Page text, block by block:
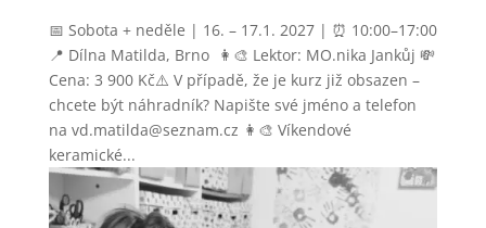
📅 Sobota + neděle | 16. – 17.1. 2027 | ⏰ 10:00–17:00
📍 Dílna Matilda, Brno 👩‍🎨 Lektor: MO.nika Jankůj 💸
Cena: 3 900 Kč⚠️ V případě, že je kurz již obsazen –
chcete být náhradník? Napište své jméno a telefon
na vd.matilda@seznam.cz 👩‍🎨 Víkendové
keramické...